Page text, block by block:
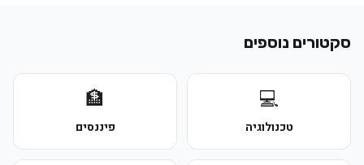
סקטורים נוספים
💻
טכנולוגיה
🏦
פיננסים